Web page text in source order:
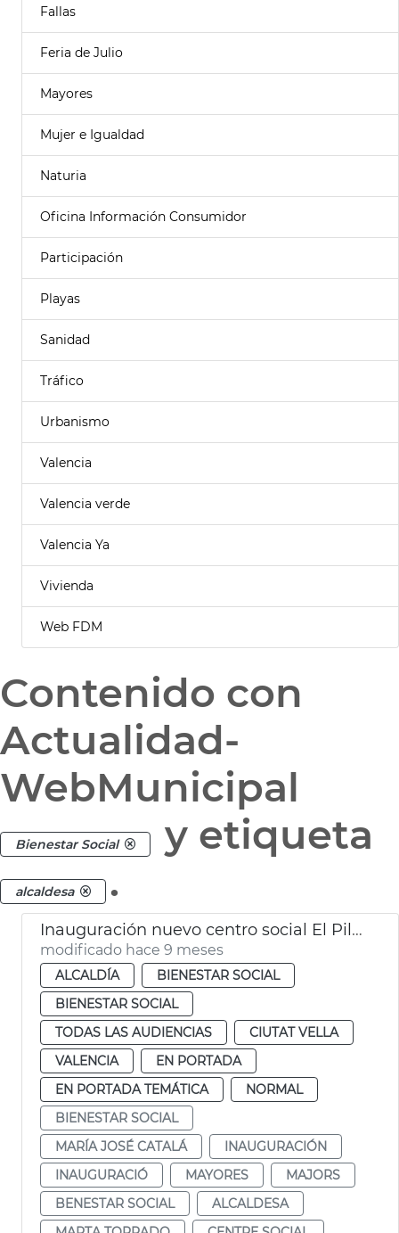
Fallas
Feria de Julio
Mayores
Mujer e Igualdad
Naturia
Oficina Información Consumidor
Participación
Playas
Sanidad
Tráfico
Urbanismo
Valencia
Valencia verde
Valencia Ya
Vivienda
Web FDM
Contenido con
Actualidad-
WebMunicipal
Bienestar Social y etiqueta
alcaldesa .
Inauguración nuevo centro social El Pilar
modificado hace 9 meses
ALCALDÍA
BIENESTAR SOCIAL
BIENESTAR SOCIAL
TODAS LAS AUDIENCIAS
CIUTAT VELLA
VALENCIA
EN PORTADA
EN PORTADA TEMÁTICA
NORMAL
BIENESTAR SOCIAL
MARÍA JOSÉ CATALÁ
INAUGURACIÓN
INAUGURACIÓ
MAYORES
MAJORS
BENESTAR SOCIAL
ALCALDESA